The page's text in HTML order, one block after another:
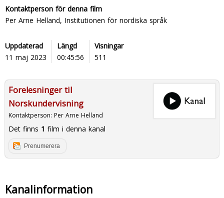
Kontaktperson för denna film
Per Arne Helland, Institutionen för nordiska språk
Uppdaterad
11 maj 2023
Längd
00:45:56
Visningar
511
Forelesninger til
Norskundervisning
Kontaktperson: Per Arne Helland
Det finns 1 film i denna kanal
Prenumerera
Kanalinformation